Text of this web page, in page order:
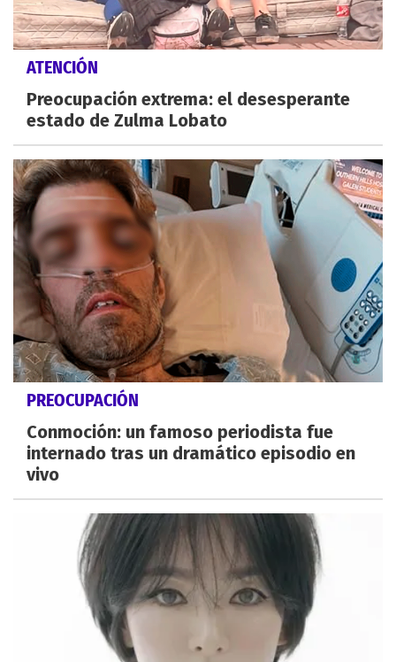
ATENCIÓN
Preocupación extrema: el desesperante
estado de Zulma Lobato
PREOCUPACIÓN
Conmoción: un famoso periodista fue
internado tras un dramático episodio en
vivo